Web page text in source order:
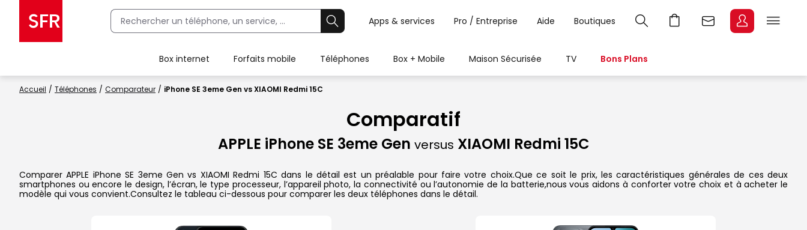
Apps & services Pro / Entreprise Aide Boutiques
Box internet Forfaits mobile Téléphones Box + Mobile Maison Sécurisée TV Bons Plans
Accueil Téléphones Comparateur iPhone SE 3eme Gen vs XIAOMI Redmi 15C
Comparatif
APPLE iPhone SE 3eme Gen versus XIAOMI Redmi 15C
Comparer APPLE iPhone SE 3eme Gen vs XIAOMI Redmi 15C dans le détail est un préalable pour faire votre choix.Que ce soit le prix, les caractéristiques générales de ces deux
smartphones ou encore le design, l’écran, le type processeur, l’appareil photo, la connectivité ou l’autonomie de la batterie,nous vous aidons à conforter votre choix et à acheter le
modèle qui vous convient.Consultez le tableau ci-dessous pour comparer les deux téléphones dans le détail.